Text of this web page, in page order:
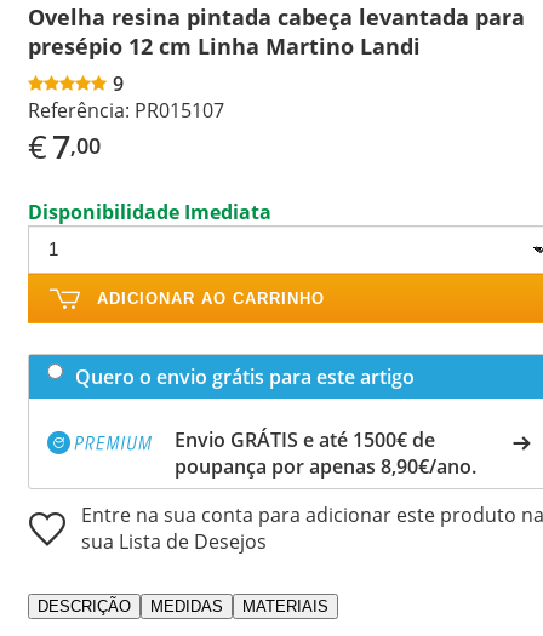
Ovelha resina pintada cabeça levantada para
presépio 12 cm Linha Martino Landi
9
Referência: PR015107
€7,00
Disponibilidade Imediata
ADICIONAR AO CARRINHO
Quero o envio grátis para este artigo
Envio GRÁTIS e até 1500€ de
poupança por apenas 8,90€/ano.
Entre na sua conta para adicionar este produto na
sua Lista de Desejos
DESCRIÇÃO MEDIDAS MATERIAIS